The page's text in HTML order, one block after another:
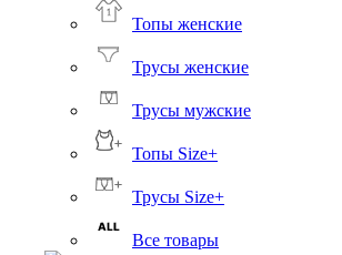
Топы женские
Трусы женские
Трусы мужские
Топы Size+
Трусы Size+
Все товары